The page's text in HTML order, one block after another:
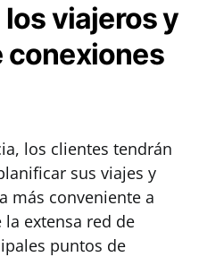
viajeros y
conexiones
los clientes tendrán
sus viajes y
más conveniente a
extensa red de
puntos de